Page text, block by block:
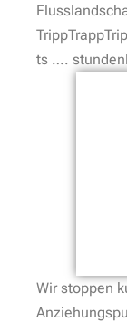
ts ….
Wir stoppen